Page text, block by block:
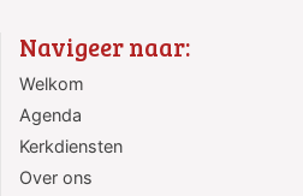
Navigeer naar:
Welkom
Agenda
Kerkdiensten
Over ons